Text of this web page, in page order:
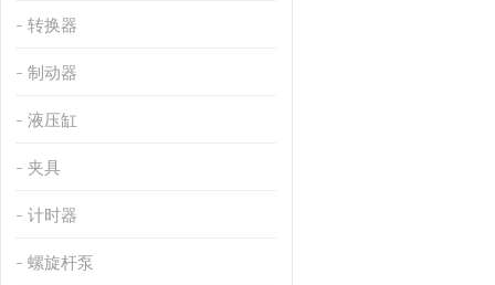
转换器
制动器
液压缸
夹具
计时器
螺旋杆泵